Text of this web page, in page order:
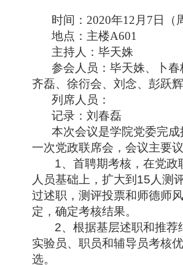
时间： 2020年12 月 7 日（
地点：主楼A601
主持人：毕天姝
参会人员：毕天姝、卜春
齐磊、徐衍会、刘念、彭跃
列席人员：
记录：刘春磊
本次会议是学院党委完
一次党政联席会，会议主要议
1、首聘期考核，在党政
人员基础上，扩大到 15 人测
过述职，测评投票和师德师
定，确定考核结果。
2、根据基层述职和推荐
实验员、职员和辅导员考核
选。